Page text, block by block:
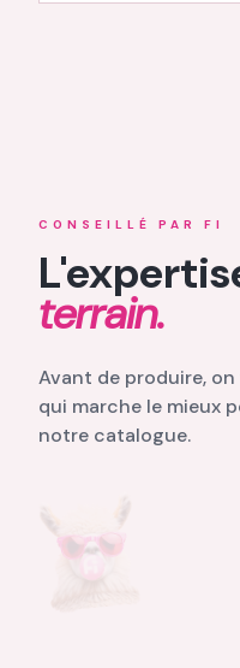
CONSEILLÉ PAR FI
terrain.
Avant de produire,
qui marche le mieux
notre catalogue.